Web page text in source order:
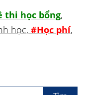
thi học bổng,
học, #Học phí,